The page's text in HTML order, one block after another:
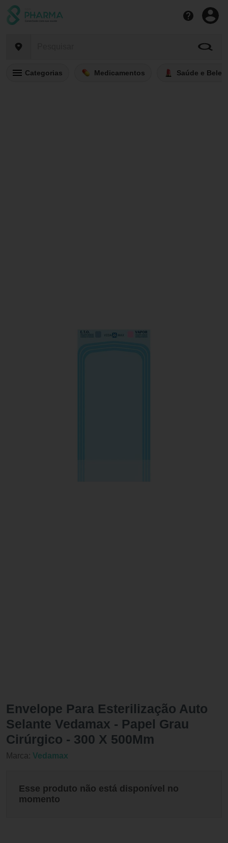
Categorias Medicamentos Saúde e
Envelope Para Esterilização Auto
Selante Vedamax - Papel Grau
Cirúrgico - 300 X 500Mm
Marca: Vedamax
Esse produto não está disponível no
momento